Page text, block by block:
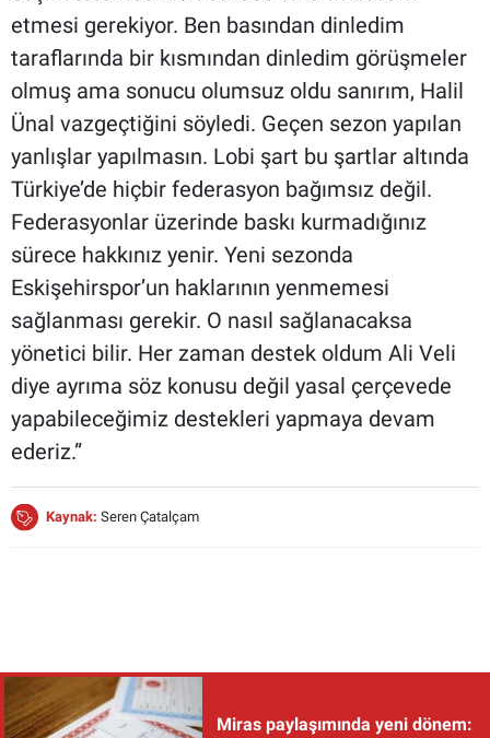
etmesi gerekiyor. Ben basından dinledim
taraflarında bir kısmından dinledim görüşmeler
olmuş ama sonucu olumsuz oldu sanırım, Halil
Ünal vazgeçtiğini söyledi. Geçen sezon yapılan
yanlışlar yapılmasın. Lobi şart bu şartlar altında
Türkiye’de hiçbir federasyon bağımsız değil.
Federasyonlar üzerinde baskı kurmadığınız
sürece hakkınız yenir. Yeni sezonda
Eskişehirspor’un haklarının yenmemesi
sağlanması gerekir. O nasıl sağlanacaksa
yönetici bilir. Her zaman destek oldum Ali Veli
diye ayrıma söz konusu değil yasal çerçevede
yapabileceğimiz destekleri yapmaya devam
ederiz.”
Kaynak: Seren Çatalçam
Miras paylaşımında yeni dönem: